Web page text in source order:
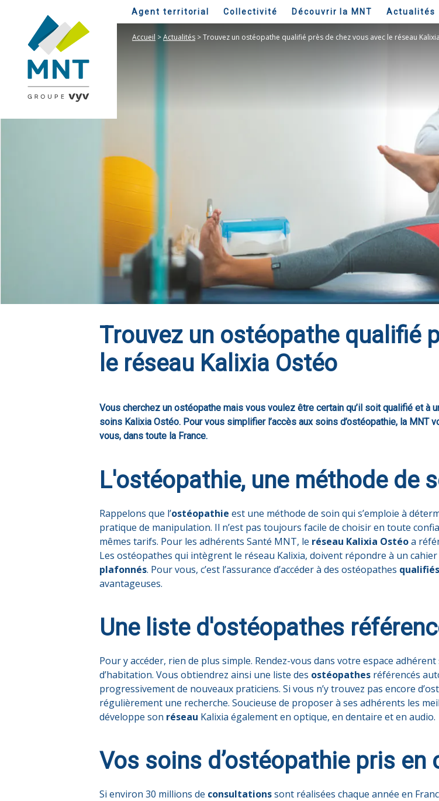
Agent territorial Collectivité Découvrir la MNT Actualités
Accueil >Actualités >Trouvez un ostéopathe qualifié près de chez vous avec le réseau
Trouvez un ostéopathe qualifié
le réseau Kalixia Ostéo
Vous cherchez un ostéopathe mais vous voulez être certain qu’il soit qualifié et à
soins Kalixia Ostéo. Pour vous simplifier l’accès aux soins d’ostéopathie, la
vous, dans toute la France.
L'ostéopathie, une méthode de
Rappelons que l’ostéopathie est une méthode de soin qui s’emploie à
pratique de manipulation. Il n’est pas toujours facile de choisir en toute
mêmes tarifs. Pour les adhérents Santé MNT, le réseau Kalixia Ostéoa
Les ostéopathes qui intègrent le réseau Kalixia, doivent répondre à un
plafonnés. Pour vous, c’est l’assurance d’accéder à des ostéopathes qualifiés
avantageuses.
Une liste d'ostéopathes
Pour y accéder, rien de plus simple. Rendez-vous dans votre espace
d’habitation. Vous obtiendrez ainsi une liste des ostéopathes référencés
progressivement de nouveaux praticiens. Si vous n’y trouvez pas encore
régulièrement une recherche. Soucieuse de proposer à ses adhérents les
développe son réseau Kalixia également en optique, en dentaire et en audio.
Vos soins d’ostéopathie pris en
Si environ 30 millions de consultationssont réalisées chaque année en